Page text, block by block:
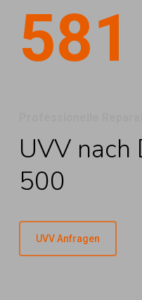
581
UVV
500
UVV Anfragen